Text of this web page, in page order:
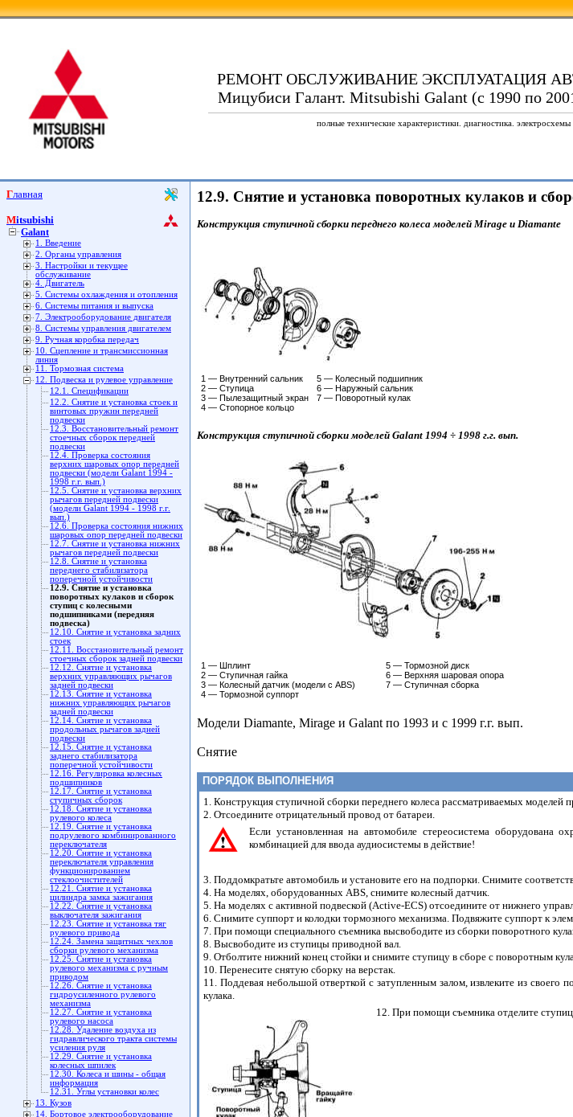
РЕМОНТ ОБСЛУЖИВАНИЕ ЭКСПЛУАТАЦИЯ
Мицубиси Галант. Mitsubishi Galant (с 1990 по
полные технические характеристики. диагностика. электросхемы
Главная
Mitsubishi
Galant
1. Введение
2. Органы управления
3. Настройки и текущее
обслуживание
4. Двигатель
5. Системы охлаждения и отопления
6. Системы питания и выпуска
7. Электрооборудование двигателя
8. Системы управления двигателем
9. Ручная коробка передач
10. Сцепление и трансмиссионная
линия
11. Тормозная система
12. Подвеска и рулевое управление
12.1. Спецификации
12.2. Снятие и установка стоек и
винтовых пружин передней
подвески
12.3. Восстановительный ремонт
стоечных сборок передней
подвески
12.4. Проверка состояния
верхних шаровых опор передней
подвески (модели Galant 1994 -
1998 г.г. вып.)
12.5. Снятие и установка верхних
рычагов передней подвески
(модели Galant 1994 - 1998 г.г.
вып.)
12.6. Проверка состояния нижних
шаровых опор передней подвески
12.7. Снятие и установка нижних
рычагов передней подвески
12.8. Снятие и установка
переднего стабилизатора
поперечной устойчивости
12.9. Снятие и установка
поворотных кулаков и сборок
ступиц с колесными
подшипниками (передняя
подвеска)
12.10. Снятие и установка задних
стоек
12.11. Восстановительный ремонт
стоечных сборок задней подвески
12.12. Снятие и установка
верхних управляющих рычагов
задней подвески
12.13. Снятие и установка
нижних управляющих рычагов
задней подвески
12.14. Снятие и установка
продольных рычагов задней
подвески
12.15. Снятие и установка
заднего стабилизатора
поперечной устойчивости
12.16. Регулировка колесных
подшипников
12.17. Снятие и установка
ступичных сборок
12.18. Снятие и установка
рулевого колеса
12.19. Снятие и установка
подрулевого комбинированного
переключателя
12.20. Снятие и установка
переключателя управления
функционированием
стеклоочистителей
12.21. Снятие и установка
цилиндра замка зажигания
12.22. Снятие и установка
выключателя зажигания
12.23. Снятие и установка тяг
рулевого привода
12.24. Замена защитных чехлов
сборки рулевого механизма
12.25. Снятие и установка
рулевого механизма с ручным
приводом
12.26. Снятие и установка
гидроусиленного рулевого
механизма
12.27. Снятие и установка
рулевого насоса
12.28. Удаление воздуха из
гидравлического тракта системы
усиления руля
12.29. Снятие и установка
колесных шпилек
12.30. Колеса и шины - общая
информация
12.31. Углы установки колес
13. Кузов
14. Бортовое электрооборудование
12.9. Снятие и установка поворотных кулаков и
Конструкция ступичной сборки переднего колеса моделей Mirage и Diamante
1 — Внутренний сальник
2 — Ступица
3 — Пылезащитный экран
4 — Стопорное кольцо
5 — Колесный подшипник
6 — Наружный сальник
7 — Поворотный кулак
Конструкция ступичной сборки моделей Galant 1994 ÷ 1998 г.г. вып.
1 — Шплинт
2 — Ступичная гайка
3 — Колесный датчик (модели с ABS)
4 — Тормозной суппорт
5 — Тормозной диск
6 — Верхняя шаровая опора
7 — Ступичная сборка
Модели Diamante, Mirage и Galant по 1993 и с 1999 г.г. вып.
Снятие
ПОРЯДОК ВЫПОЛНЕНИЯ
1. Конструкция ступичной сборки переднего колеса рассматриваемых моделей
2. Отсоедините отрицательный провод от батареи.
Если установленная на автомобиле стереосистема оборудована
комбинацией для ввода аудиосистемы в действие!
3. Поддомкратьте автомобиль и установите его на подпорки. Снимите
4. На моделях, оборудованных ABS, снимите колесный датчик.
5. На моделях с активной подвеской (Active-ECS) отсоедините от нижнего
6. Снимите суппорт и колодки тормозного механизма. Подвяжите суппорт к
7. При помощи специального съемника высвободите из сборки поворотного
8. Высвободите из ступицы приводной вал.
9. Отболтите нижний конец стойки и снимите ступицу в сборе с поворотным
10. Перенесите снятую сборку на верстак.
11. Поддевая небольшой отверткой с затупленным залом, извлеките из
кулака.
12. При помощи съемника отделите